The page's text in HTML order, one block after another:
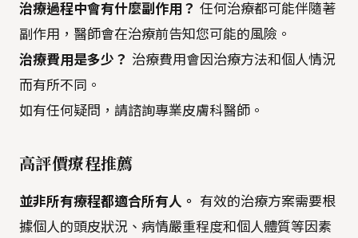
治療過程中會有什麼副作用？ 任何治療都可能伴隨著
副作用，醫師會在治療前告知您可能的風險。
治療費用是多少？ 治療費用會因治療方法和個人情況
而有所不同。
如有任何疑問，請諮詢專業皮膚科醫師。
高評價療程推薦
並非所有療程都適合所有人。 有效的治療方案需要根
據個人的頭皮狀況、病情嚴重程度和個人體質等因素